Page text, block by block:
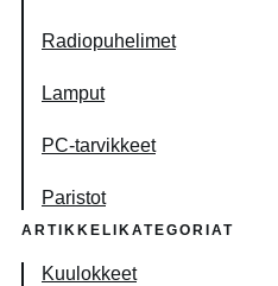
Radiopuhelimet
Lamput
PC-tarvikkeet
Paristot
ARTIKKELIKATEGORIAT
Kuulokkeet